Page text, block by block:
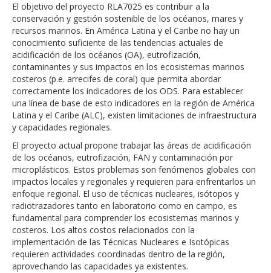
El objetivo del proyecto RLA7025 es contribuir a la
conservación y gestión sostenible de los océanos, mares y
recursos marinos. En América Latina y el Caribe no hay un
conocimiento suficiente de las tendencias actuales de
acidificación de los océanos (OA), eutrofización,
contaminantes y sus impactos en los ecosistemas marinos
costeros (p.e. arrecifes de coral) que permita abordar
correctamente los indicadores de los ODS. Para establecer
una línea de base de esto indicadores en la región de América
Latina y el Caribe (ALC), existen limitaciones de infraestructura
y capacidades regionales.
El proyecto actual propone trabajar las áreas de acidificación
de los océanos, eutrofización, FAN y contaminación por
microplásticos. Estos problemas son fenómenos globales con
impactos locales y regionales y requieren para enfrentarlos un
enfoque regional. El uso de técnicas nucleares, isótopos y
radiotrazadores tanto en laboratorio como en campo, es
fundamental para comprender los ecosistemas marinos y
costeros. Los altos costos relacionados con la
implementación de las Técnicas Nucleares e Isotópicas
requieren actividades coordinadas dentro de la región,
aprovechando las capacidades ya existentes.